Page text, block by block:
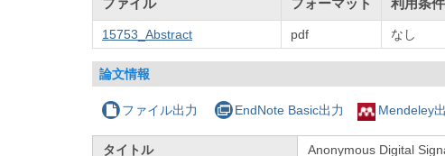
15753_Abstract pdf なし
論文情報
ファイル出力 EndNote Basic出力 Mendeley
タイトル
Anonymous Digital